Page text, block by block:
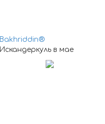
Bakhriddin®
Искандеркуль в мае